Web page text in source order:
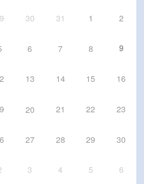
30 31 1 2
6 7 8 9
13 14 15 16
20 21 22 23
27 28 29 30
3 4 5 6